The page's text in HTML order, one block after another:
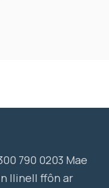
790 0203 Mae
llinell ffôn ar